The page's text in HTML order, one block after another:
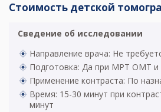
Стоимость детской
Сведение об исследовании
Направление врача: Не
Подготовка: Да при МРТ ОМТ
Применение контраста: По
Время: 15-30 минут при
минут